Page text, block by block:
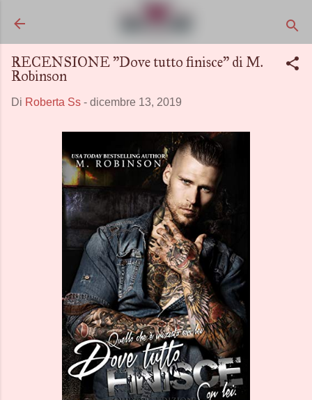
RECENSIONE "Dove tutto finisce" di M.
Robinson
Di Roberta Ss - dicembre 13, 2019